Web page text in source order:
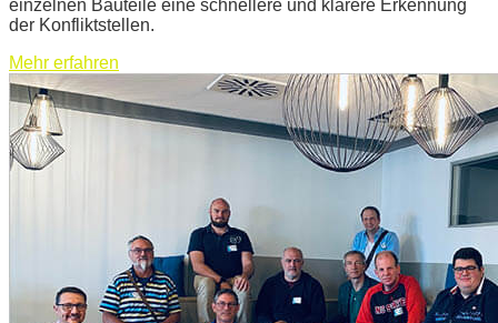
einzelnen Bauteile eine schnellere und klarere Erkennung
der Konfliktstellen.
Mehr erfahren